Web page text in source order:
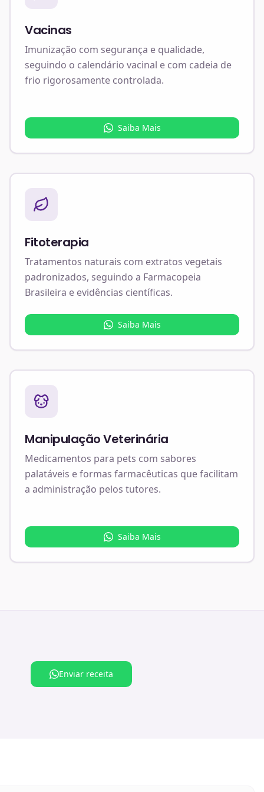
Vacinas
Imunização com segurança e qualidade,
seguindo o calendário vacinal e com cadeia de
frio rigorosamente controlada.
Saiba Mais
Fitoterapia
Tratamentos naturais com extratos vegetais
padronizados, seguindo a Farmacopeia
Brasileira e evidências científicas.
Saiba Mais
Manipulação Veterinária
Medicamentos para pets com sabores
palatáveis e formas farmacêuticas que facilitam
a administração pelos tutores.
Saiba Mais
Enviar receita